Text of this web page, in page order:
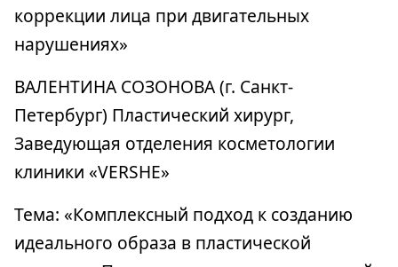
коррекции лица при двигательных
нарушениях»
ВАЛЕНТИНА СОЗОНОВА (г. Санкт-
Петербург) Пластический хирург,
Заведующая отделения косметологии
клиники «VERSHE»
Тема: «Комплексный подход к созданию
идеального образа в пластической